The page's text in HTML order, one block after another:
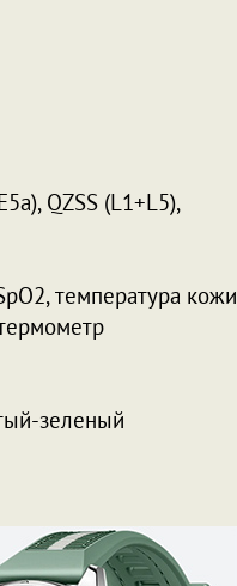
QZSS (L1+L5),
температура кожи
зеленый